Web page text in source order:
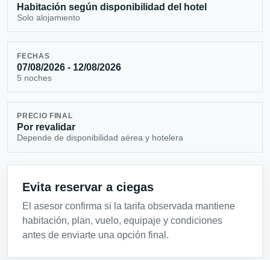
Habitación según disponibilidad del hotel
Solo alojamiento
FECHAS
07/08/2026 - 12/08/2026
5 noches
PRECIO FINAL
Por revalidar
Depende de disponibilidad aérea y hotelera
Evita reservar a ciegas
El asesor confirma si la tarifa observada mantiene
habitación, plan, vuelo, equipaje y condiciones
antes de enviarte una opción final.